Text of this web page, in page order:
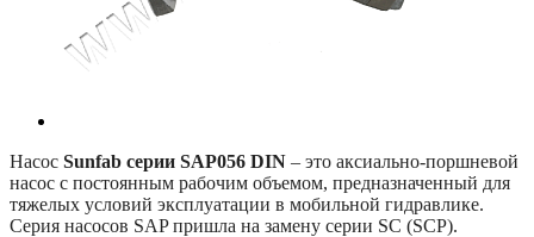
Насос Sunfab серии SAP056 DIN – это аксиально-поршневой
насос с постоянным рабочим объемом, предназначенный для
тяжелых условий эксплуатации в мобильной гидравлике.
Серия насосов SAP пришла на замену серии SC (SCP).